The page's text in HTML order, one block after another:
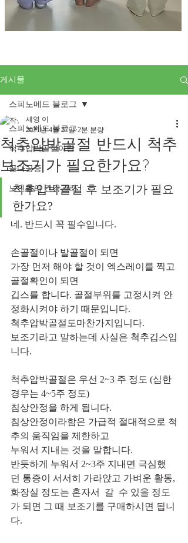
게시물
스피노메드 블로그
척추압박골절이란
골다공증
노인들의 건강관리
스피노메드 블로그
척추압박골절 반드시 척추
보조기가 필요한가요?
세영 이
2021년 4월 27일 2분 분량
척추압박골절 후 보조기가 필요
한가요?
네. 반드시 꼭 필수입니다.
손골절이나 발골절이 되면
가장 먼저 해야 할 것이 엑스레이를 찍고
골절확인이 되면
깁스를 합니다. 골절부위를 고정시켜 안
정화시켜야 하기 때문입니다.
척추압박골절도마찬가지입니다.
보조기라고 말하는데 사실은 척추깁스입
니다.
척추압박골절은 우선 2~3 주 정도 (심한
경우는 4~5주 정도)
침상안정을 하게 됩니다.
침상안정이라함은 가급적 절대적으로 척
추의 움직임을 제한하고
누워서 지내는 것을 말합니다.
반듯하게 누워서 2~3주 지내면 극심했
던 통증이 서서히 가라앉고 가벼운 활동,
화장실 정도는 혼자서  갈  수 있을 정도
가 되면 그 때 보조기를 구매하시면 됩니
다.